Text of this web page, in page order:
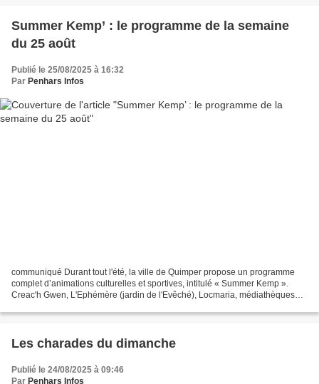
Summer Kemp’ : le programme de la semaine
du 25 août
Publié le 25/08/2025 à 16:32
Par Penhars Infos
communiqué Durant tout l'été, la ville de Quimper propose un programme
complet d’animations culturelles et sportives, intitulé « Summer Kemp ».
Creac'h Gwen, L'Ephémère (jardin de l'Evêché), Locmaria, médiathèques
Les charades du dimanche
Publié le 24/08/2025 à 09:46
Par Penhars Infos